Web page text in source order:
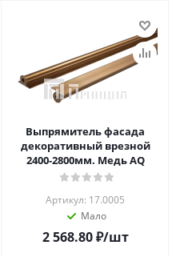
Выпрямитель фасада
декоративный врезной
2400-2800мм. Медь AQ
Артикул: 17.0005
Мало
2 568.80₽/шт